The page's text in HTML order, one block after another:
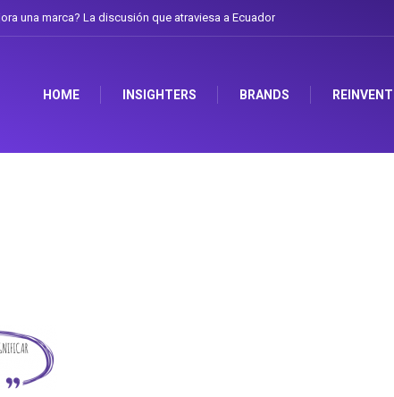
una marca? La discusión que atraviesa a Ecuador
HOME INSIGHTERS BRANDS